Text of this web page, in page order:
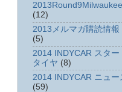
2013Round9Milwaukee
(12)
2013メルマガ購読情報
(5)
2014 INDYCAR スター
タイヤ (8)
2014 INDYCAR ニュー
(59)